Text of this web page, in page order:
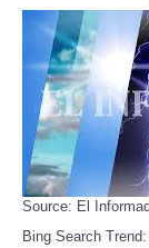
Source: El
Bing Search Trend: